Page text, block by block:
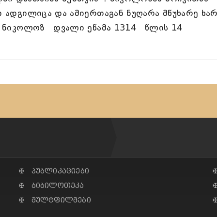
ადგილიცა და ამიერთაგან ნუღარა მწუხარე
ნიკოლოზ დვალი ეწამა 1314 წლის 14
✠ პუბლიკაციები
✠ ბიბილოთეკა
✠ მულტფილმები